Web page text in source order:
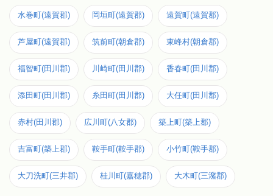
水巻町(遠賀郡) 岡垣町(遠賀郡) 遠賀町(遠賀郡)
芦屋町(遠賀郡) 筑前町(朝倉郡) 東峰村(朝倉郡)
福智町(田川郡) 川崎町(田川郡) 香春町(田川郡)
添田町(田川郡) 糸田町(田川郡) 大任町(田川郡)
赤村(田川郡) 広川町(八女郡) 築上町(築上郡)
吉富町(築上郡) 鞍手町(鞍手郡) 小竹町(鞍手郡)
大刀洗町(三井郡) 桂川町(嘉穂郡) 大木町(三潴郡)